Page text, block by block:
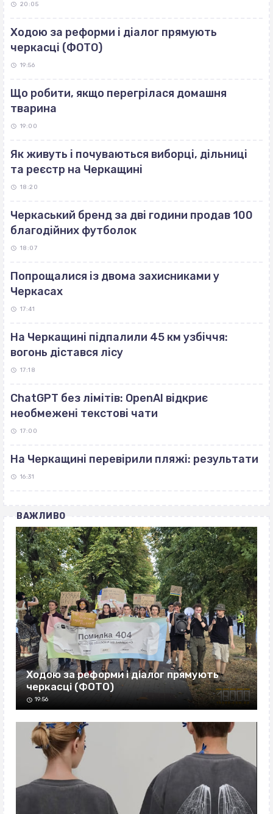
20:05
Ходою за реформи і діалог прямують
черкасці (ФОТО)
19:56
Що робити, якщо перегрілася домашня
тварина
19:00
Як живуть і почуваються виборці, дільниці
та реєстр на Черкащині
18:20
Черкаський бренд за дві години продав 100
благодійних футболок
18:07
Попрощалися із двома захисниками у
Черкасах
17:41
На Черкащині підпалили 45 км узбіччя:
вогонь дістався лісу
17:18
ChatGPT без лімітів: OpenAI відкриє
необмежені текстові чати
17:00
На Черкащині перевірили пляжі: результати
16:31
ВАЖЛИВО
Ходою за реформи і діалог прямують
черкасці (ФОТО)
19:56